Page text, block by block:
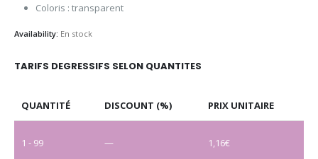
Coloris : transparent
Availability: En stock
TARIFS DEGRESSIFS SELON QUANTITES
QUANTITÉ DISCOUNT (%) PRIX UNITAIRE
1 - 99 — 1,16€